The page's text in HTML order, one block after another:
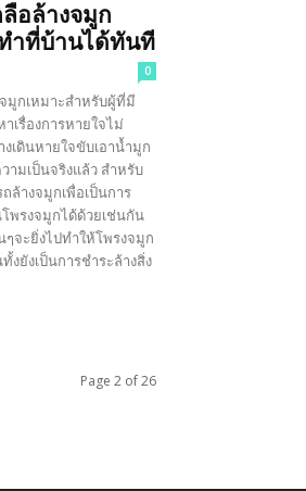
อล้างจมูก
ำที่บ้านได้ทันที
0
มูกเหมาะสำหรับผู้ที่มี
เรื่องการหายใจไม่
เดินหายใจขับเอาน้ำมูก
ามเป็นจริงแล้ว สำหรับ
ล้างจมูกเพื่อเป็นการ
พรงจมูกได้ด้วยเช่นกัน
ๆจะยิ่งไปทำให้โพรงจมูก
งยังเป็นการชำระล้างสิ่ง
Page 2 of 26